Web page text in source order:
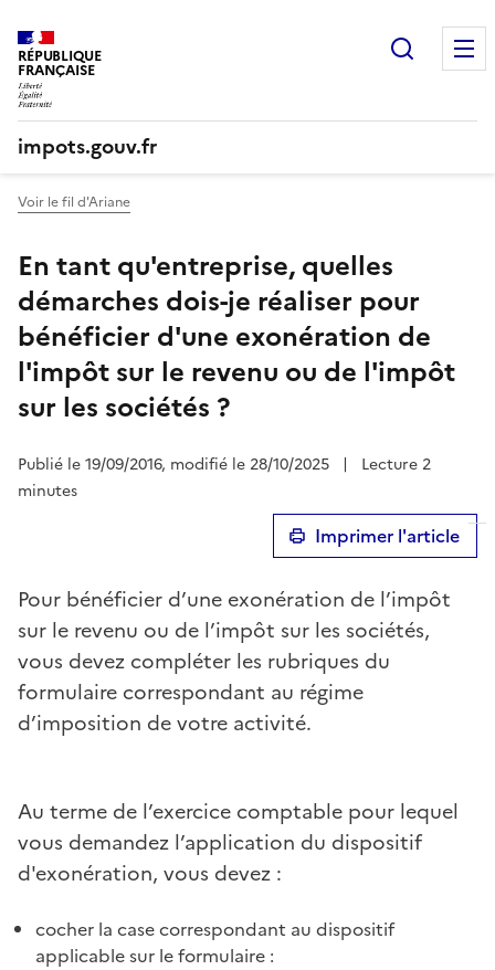
RÉPUBLIQUE
FRANÇAISE
impots.gouv.fr
Voir le fil d'Ariane
En tant qu'entreprise, quelles
démarches dois-je réaliser pour
bénéficier d'une exonération de
l'impôt sur le revenu ou de l'impôt
sur les sociétés ?
Publié le 19/09/2016, modifié le 28/10/2025 |
Lecture 2
minutes
Imprimer l'article
Pour bénéficier d’une exonération de l’impôt
sur le revenu ou de l’impôt sur les sociétés,
vous devez compléter les rubriques du
formulaire correspondant au régime
d’imposition de votre activité.
Au terme de l’exercice comptable pour lequel
vous demandez l’application du dispositif
d'exonération, vous devez :
cocher la case correspondant au dispositif
applicable sur le formulaire :